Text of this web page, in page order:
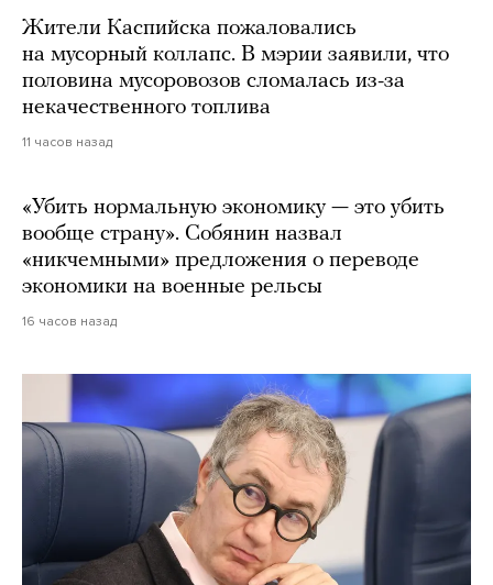
Жители Каспийска пожаловались
на мусорный коллапс. В мэрии заявили, что
половина мусоровозов сломалась из-за
некачественного топлива
11 часов назад
«Убить нормальную экономику — это убить
вообще страну». Собянин назвал
«никчемными» предложения о переводе
экономики на военные рельсы
16 часов назад